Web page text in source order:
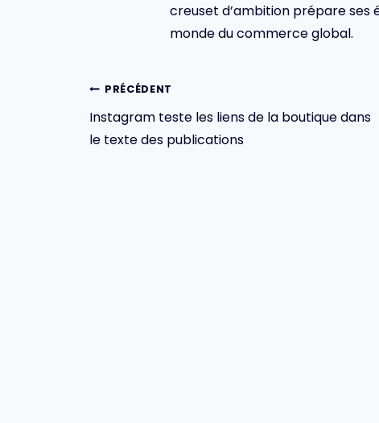
creuset d’ambition prépare ses
monde du commerce global.
Navigation
de
PRÉCÉDENT
Instagram teste les liens de la boutique dans
le texte des publications